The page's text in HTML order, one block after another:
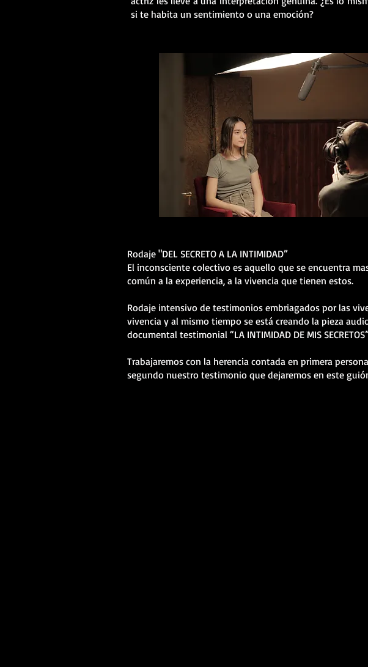
si te habita un sentimiento o una emoción?
Rodaje "DEL SECRETO A LA INTIMIDAD”
El inconsciente colectivo es aquello que se encuentra
común a la experiencia, a la vivencia que tienen estos.
Rodaje intensivo de testimonios embriagados por las
vivencia y al mismo tiempo se está creando la pieza
documental testimonial “LA INTIMIDAD DE MIS
Trabajaremos con la herencia contada en primera
segundo nuestro testimonio que dejaremos en este